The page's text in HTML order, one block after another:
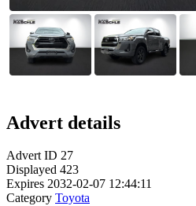
Advert details
Advert ID 27
Displayed 423
Expires 2032-02-07 12:44:11
Category Toyota